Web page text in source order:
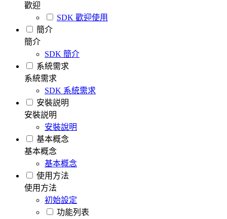
歡迎
SDK 歡迎使用
簡介
簡介
SDK 簡介
系統需求
系統需求
SDK 系統需求
安裝説明
安裝説明
安裝說明
基本概念
基本概念
基本概念
使用方法
使用方法
初始設定
功能列表